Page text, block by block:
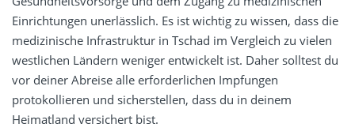
Einrichtungen unerlässlich. Es ist wichtig zu wissen, dass die
medizinische Infrastruktur in Tschad im Vergleich zu vielen
westlichen Ländern weniger entwickelt ist. Daher solltest du
vor deiner Abreise alle erforderlichen Impfungen
protokollieren und sicherstellen, dass du in deinem
Heimatland versichert bist.